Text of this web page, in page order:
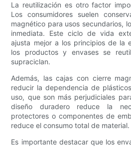
La reutilización es otro factor
Los consumidores suelen
magnético para usos secundarios,
inmediata. Este ciclo de vida
ajusta mejor a los principios de la
los productos y envases se
supraciclan.
Además, las cajas con cierre
reducir la dependencia de
uso, que son más perjudiciales
diseño duradero reduce la
protectores o componentes de
reduce el consumo total de material.
Es importante destacar que los